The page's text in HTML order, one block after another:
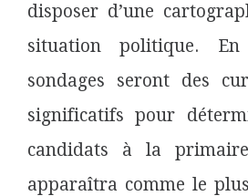
disposer d’une
situation politique. En
sondages seront des
significatifs pour
candidats à la
apparaîtra comme le